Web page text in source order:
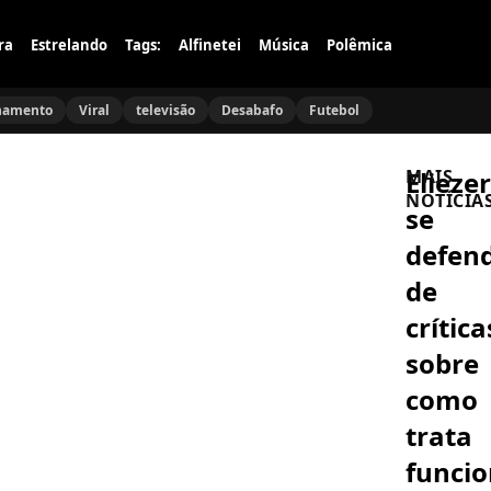
Estrelando Tags: Alfinetei Música Polêmica
Viral televisão Desabafo Futebol
Eliezer
se
de
sobre
como
trata
MAIS
BBB
26
Samira
do
BBB
26
passa
em
curso
de
atores
e
já
sonha
Hughes
Deep
anuncia
POLÊMICA
Carol